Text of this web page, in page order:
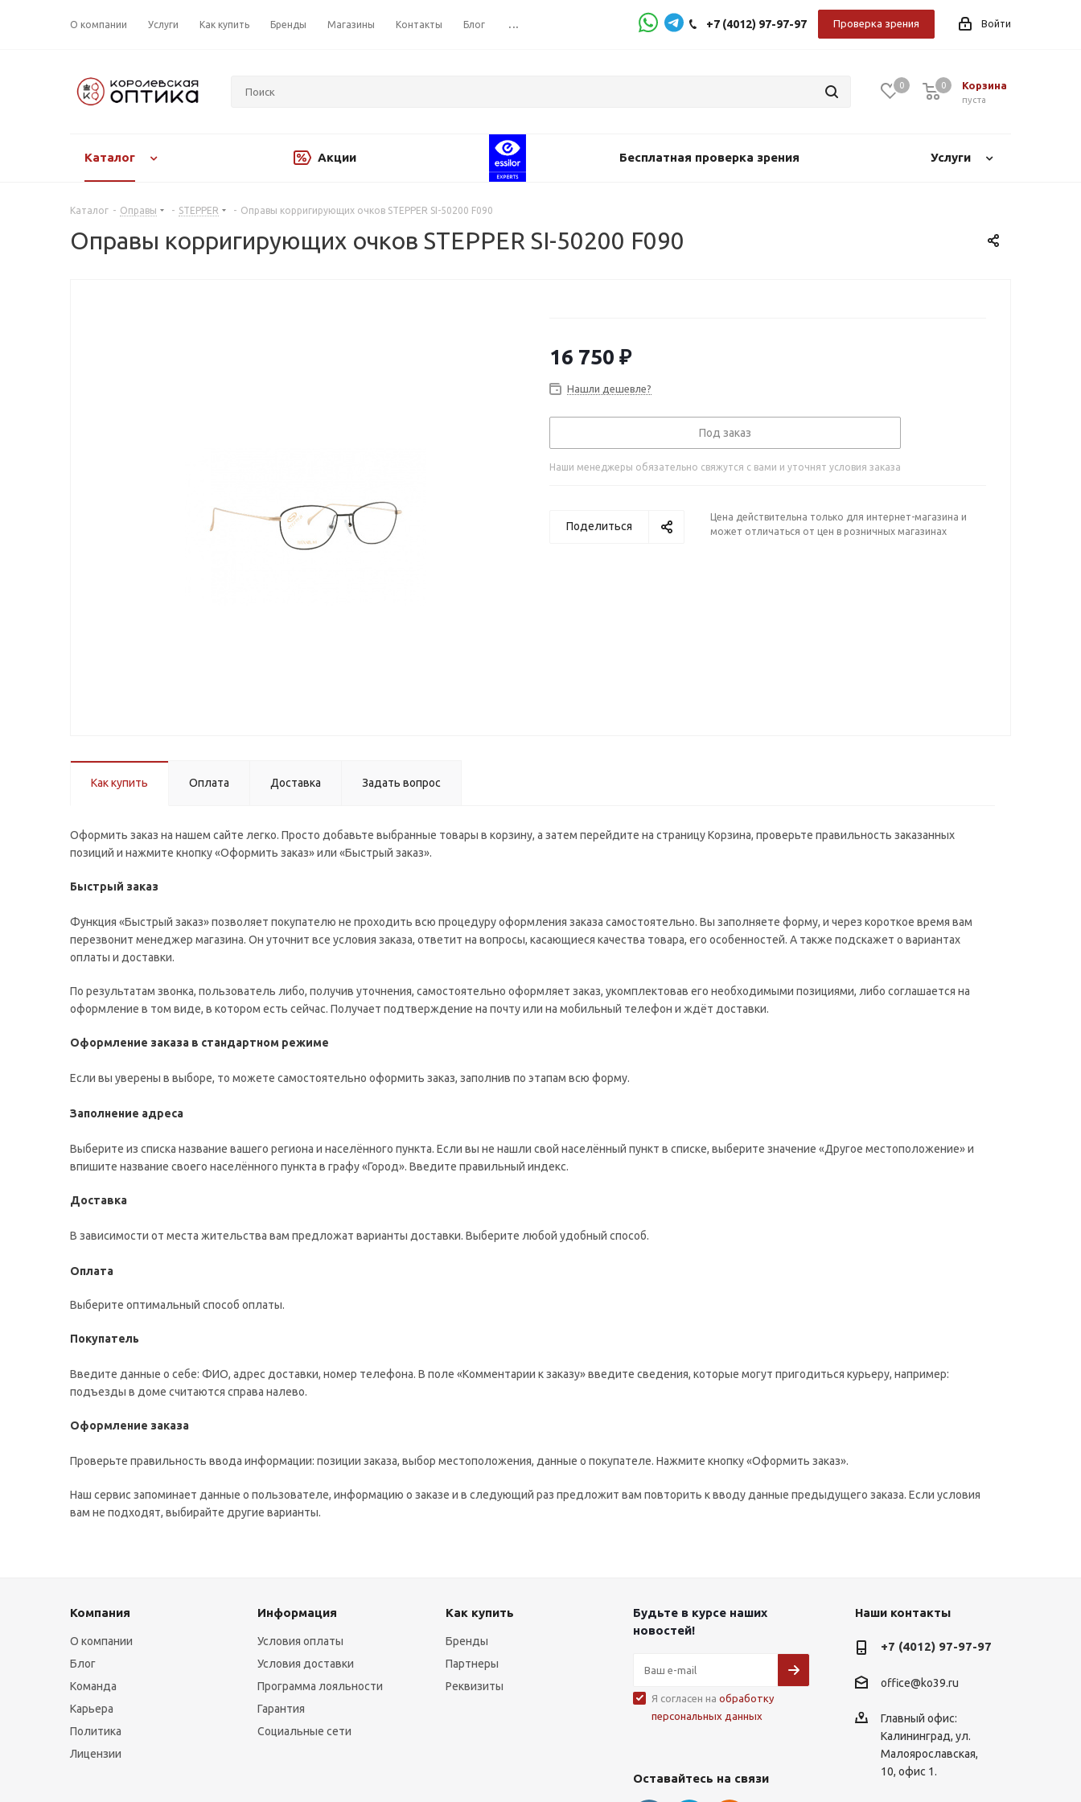
О компании Услуги Как купить Бренды Магазины Контакты Блог ... Войти
+7 (4012) 97-97-97 Проверка зрения
0 Корзина
0
пуста
0
Каталог Акции Бесплатная проверка зрения Услуги
Каталог - Оправы - STEPPER - Оправы корригирующих очков STEPPER SI-50200 F090
Оправы корригирующих очков STEPPER SI-50200 F090
16 750 ₽
Нашли дешевле?
Под заказ
Наши менеджеры обязательно свяжутся с вами и уточнят условия заказа
Поделиться
Цена действительна только для интернет-магазина и
может отличаться от цен в розничных магазинах
Как купить Оплата Доставка Задать вопрос
Оформить заказ на нашем сайте легко. Просто добавьте выбранные товары в корзину, а затем перейдите на страницу Корзина, проверьте правильность заказанных
позиций и нажмите кнопку «Оформить заказ» или «Быстрый заказ».
Быстрый заказ
Функция «Быстрый заказ» позволяет покупателю не проходить всю процедуру оформления заказа самостоятельно. Вы заполняете форму, и через короткое время вам
перезвонит менеджер магазина. Он уточнит все условия заказа, ответит на вопросы, касающиеся качества товара, его особенностей. А также подскажет о вариантах
оплаты и доставки.
По результатам звонка, пользователь либо, получив уточнения, самостоятельно оформляет заказ, укомплектовав его необходимыми позициями, либо соглашается на
оформление в том виде, в котором есть сейчас. Получает подтверждение на почту или на мобильный телефон и ждёт доставки.
Оформление заказа в стандартном режиме
Если вы уверены в выборе, то можете самостоятельно оформить заказ, заполнив по этапам всю форму.
Заполнение адреса
Выберите из списка название вашего региона и населённого пункта. Если вы не нашли свой населённый пункт в списке, выберите значение «Другое местоположение» и
впишите название своего населённого пункта в графу «Город». Введите правильный индекс.
Доставка
В зависимости от места жительства вам предложат варианты доставки. Выберите любой удобный способ.
Оплата
Выберите оптимальный способ оплаты.
Покупатель
Введите данные о себе: ФИО, адрес доставки, номер телефона. В поле «Комментарии к заказу» введите сведения, которые могут пригодиться курьеру, например:
подъезды в доме считаются справа налево.
Оформление заказа
Проверьте правильность ввода информации: позиции заказа, выбор местоположения, данные о покупателе. Нажмите кнопку «Оформить заказ».
Наш сервис запоминает данные о пользователе, информацию о заказе и в следующий раз предложит вам повторить к вводу данные предыдущего заказа. Если условия
вам не подходят, выбирайте другие варианты.
Компания
О компании
Блог
Команда
Карьера
Политика
Лицензии
Информация
Условия оплаты
Условия доставки
Программа лояльности
Гарантия
Социальные сети
Как купить
Бренды
Партнеры
Реквизиты
Будьте в курсе наших
новостей!
Я согласен на обработку
персональных данных
Оставайтесь на связи
Наши контакты
+7 (4012) 97-97-97
office@ko39.ru
Главный офис:
Калининград, ул.
Малоярославская,
10, офис 1.